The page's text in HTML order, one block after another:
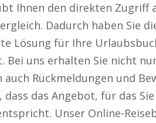
Ihnen den direkten Zugriff
Dadurch haben Sie
Lösung für Ihre
Bei uns erhalten Sie nicht
auch Rückmeldungen und
dass das Angebot, für das
Unser Online-